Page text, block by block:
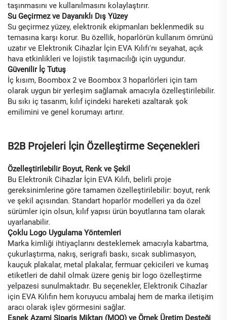
taşınmasını ve kullanılmasını kolaylaştırır.
Su Geçirmez ve Dayanıklı Dış Yüzey
Su geçirmez yüzey, elektronik ekipmanları beklenmedik su
temasına karşı korur. Bu özellik, hoparlörün kullanım ömrünü
uzatır ve Elektronik Cihazlar İçin EVA Kılıfı'nı seyahat, açık
hava etkinlikleri ve lojistik taşımacılığı için uygundur.
Güvenilir İç Tutuş
İç kısım, Boombox 2 ve Boombox 3 hoparlörleri için tam
olarak uygun bir yerleşim sağlamak amacıyla özelleştirilebilir.
Bu sıkı iç tasarım, kılıf içindeki hareketi azaltarak şok
emilimini ve genel korumayı artırır.
B2B Projeleri İçin Özelleştirme Seçenekleri
Özelleştirilebilir Boyut, Renk ve Şekil
Bu Elektronik Cihazlar İçin EVA Kılıfı, belirli proje
gereksinimlerine göre tamamen özelleştirilebilir: boyut, renk
ve şekil açısından. Standart hoparlör modelleri ya da özel
sürümler için olsun, kılıf yapısı ürün boyutlarına tam olarak
uyarlanabilir.
Çoklu Logo Uygulama Yöntemleri
Marka kimliği ihtiyaçlarını desteklemek amacıyla kabartma,
çukurlaştırma, nakış, serigrafi baskı, sıcak sublimasyon,
kauçuk plakalar, metal plakalar, fermuar çekicileri ve kumaş
etiketleri de dahil olmak üzere geniş bir logo özelleştirme
yelpazesi sunulmaktadır. Bu seçenekler, Elektronik Cihazlar
için EVA Kılıfın hem koruyucu ambalaj hem de marka iletişim
aracı olarak işlev görmesini sağlar.
Esnek Azami Sipariş Miktarı (MOQ) ve Örnek Üretim Desteği